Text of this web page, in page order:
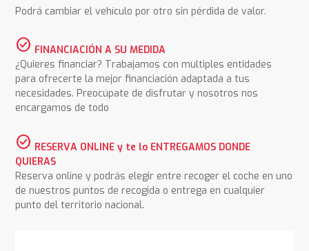
Podrá cambiar el vehículo por otro sin pérdida de valor.
check_circle FINANCIACIÓN A SU MEDIDA
¿Quieres financiar? Trabajamos con multiples entidades
para ofrecerte la mejor financiación adaptada a tus
necesidades. Preocúpate de disfrutar y nosotros nos
encargamos de todo
check_circle RESERVA ONLINE y te lo ENTREGAMOS DONDE
QUIERAS
Reserva online y podrás elegir entre recoger el coche en uno
de nuestros puntos de recogida o entrega en cualquier
punto del territorio nacional.